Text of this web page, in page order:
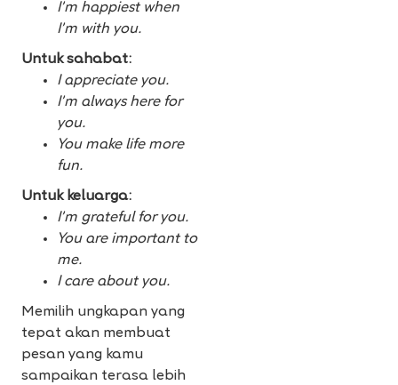
I’m happiest when
I’m with you.
Untuk sahabat:
I appreciate you.
I’m always here for
you.
You make life more
fun.
Untuk keluarga:
I’m grateful for you.
You are important to
me.
I care about you.
Memilih ungkapan yang
tepat akan membuat
pesan yang kamu
sampaikan terasa lebih